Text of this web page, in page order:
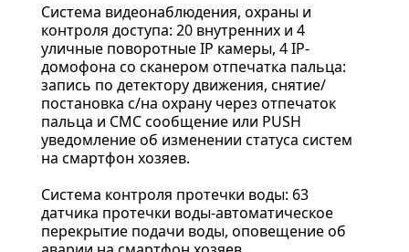
Система видеонаблюдения, охраны и
контроля доступа: 20 внутренних и 4
уличные поворотные IP камеры, 4 IP-
домофона со сканером отпечатка пальца:
запись по детектору движения, снятие/
постановка с/на охрану через отпечаток
пальца и СМС сообщение или PUSH
уведомление об изменении статуса систем
на смартфон хозяев.
Система контроля протечки воды: 63
датчика протечки воды-автоматическое
перекрытие подачи воды, оповещение об